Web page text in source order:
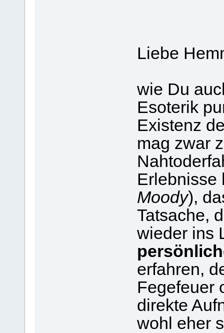
Liebe
wie Du
Esoterik
Existenz
mag zwar
Moody),
Tatsache,
wieder ins
erfahren,
Fegefeuer
direkte
wohl eher